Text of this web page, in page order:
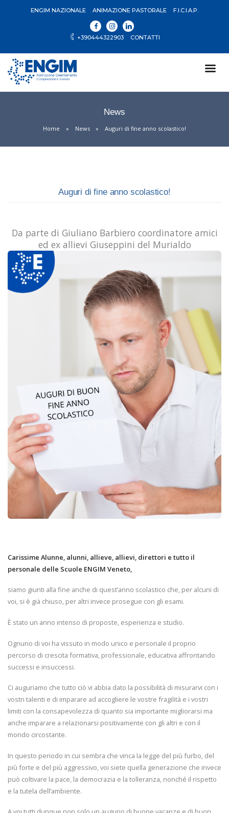
ENGIM NAZIONALE ANIMAZIONE PASTORALE F.I.C.I.A.P.
+390444322903 CONTATTI
News
Home News Auguri di fine anno scolastico!
Auguri di fine anno scolastico!
Da parte di Giuliano Barbiero coordinatore amici
ed ex allievi Giuseppini del Murialdo
Carissime Alunne, alunni, allieve, allievi, direttori e tutto il
personale delle Scuole ENGIM Veneto,
siamo giunti alla fine anche di quest’anno scolastico che, per alcuni di
voi, si è già chiuso, per altri invece prosegue con gli esami.
È stato un anno intenso di proposte, esperienza e studio.
Ognuno di voi ha vissuto in modo unico e personale il proprio
percorso di crescita formativa, professionale, educativa affrontando
successi e insuccessi.
Ci auguriamo che tutto ciò vi abbia dato la possibilità di misurarvi con i
vostri talenti e di imparare ad accogliere le vostre fragilità e i vostri
limiti con la consapevolezza di quanto sia importante migliorarsi ma
anche imparare a relazionarsi positivamente con gli altri e con il
mondo circostante.
In questo periodo in cui sembra che vinca la legge del più furbo, del
più forte e del più aggressivo, voi siete quella generazione che invece
può coltivare la pace, la democrazia e la tolleranza, nonché il rispetto
e la tutela dell’ambiente.